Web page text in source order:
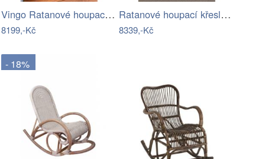
Vingo Ratanové houpací křeslo
8199,-Kč
Ratanové houpací křeslo - AX
8339,-Kč
- 18%